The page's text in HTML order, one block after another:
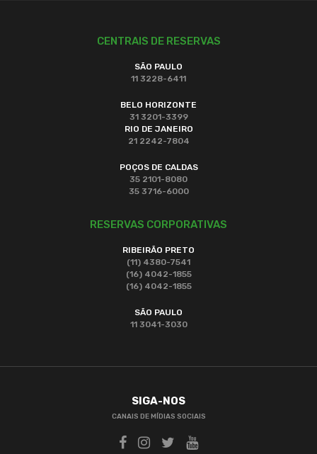
CENTRAIS DE RESERVAS
SÃO PAULO
11 3228-6411
BELO HORIZONTE
31 3201-3399
RIO DE JANEIRO
21 2242-7804
POÇOS DE CALDAS
35 2101-8080
35 3716-6000
RESERVAS CORPORATIVAS
RIBEIRÃO PRETO
(11) 4380-7541
(16) 4042-1855
(16) 4042-1855
SÃO PAULO
11 3041-3030
SIGA-NOS
CANAIS DE MÍDIAS SOCIAIS